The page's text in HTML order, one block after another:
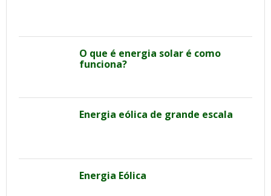
O que é energia solar é como
funciona?
Energia eólica de grande escala
Energia Eólica